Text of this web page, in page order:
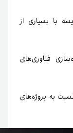
با بسیاری از
فناوری‌های
نسبت به پروژه‌های